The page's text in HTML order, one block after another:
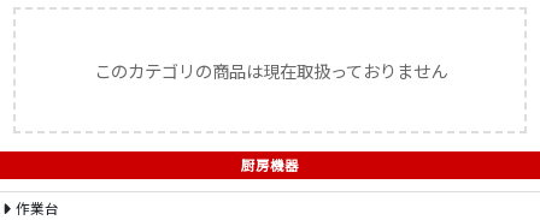
このカテゴリの商品は現在取扱っておりません
厨房機器
作業台